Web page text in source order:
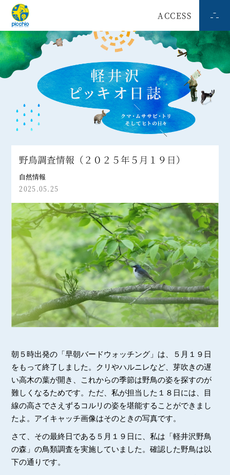
ACCESS
野鳥調査情報（２０２５年５月１９日）
自然情報
2025.05.25
朝５時出発の「早朝バードウォッチング」は、５月１９日
をもって終了しました。クリやハルニレなど、芽吹きの遅
い高木の葉が開き、これからの季節は野鳥の姿を探すのが
難しくなるためです。ただ、私が担当した１８日には、目
線の高さでさえずるコルリの姿を堪能することができまし
たよ。アイキャッチ画像はそのときの写真です。
さて、その最終日である５月１９日に、私は「軽井沢野鳥
の森」の鳥類調査を実施していました。確認した野鳥は以
下の通りです。